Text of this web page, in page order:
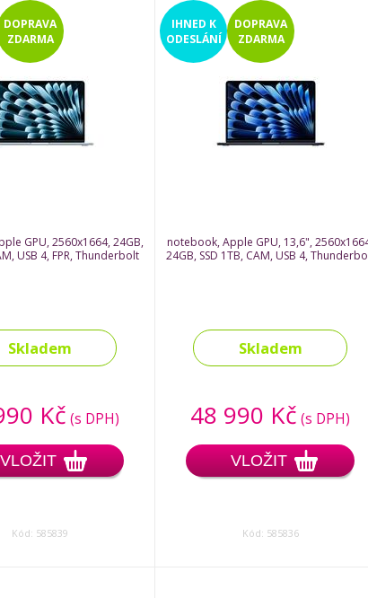
GPU, 2560x1664, 24GB,
USB 4, FPR, Thunderbolt
DOPRAVA
ZDARMA
Skladem
Kč (s DPH)
VLOŽIT
Kód: 585839
notebook, Apple GPU, 13,6",
24GB, SSD 1TB, CAM, USB 4,
IHNED K
ODESLÁNÍ
DOPRAVA
ZDARMA
Skladem
48 990 Kč (s DPH)
VLOŽIT
Kód: 585836